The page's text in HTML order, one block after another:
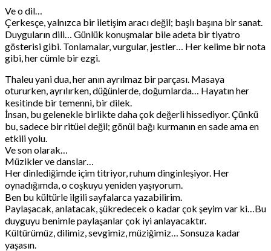
Ve o dil…
Çerkesçe, yalnızca bir iletişim aracı değil; başlı başına bir sanat.
Duyguların dili… Günlük konuşmalar bile adeta bir tiyatro
gösterisi gibi. Tonlamalar, vurgular, jestler… Her kelime bir nota
gibi, her cümle bir ezgi.
Thaleu yani dua, her anın ayrılmaz bir parçası. Masaya
otururken, ayrılırken, düğünlerde, doğumlarda… Hayatın her
kesitinde bir temenni, bir dilek.
İnsan, bu gelenekle birlikte daha çok değerli hissediyor. Çünkü
bu, sadece bir ritüel değil; gönül bağı kurmanın en sade ama en
etkili yolu.
Ve son olarak…
Müzikler ve danslar…
Her dinlediğimde içim titriyor, ruhum dinginleşiyor. Her
oynadığımda, o coşkuyu yeniden yaşıyorum.
Ben bu kültürle ilgili sayfalarca yazabilirim.
Paylaşacak, anlatacak, şükredecek o kadar çok şeyim var ki…Bu
duyguyu benimle paylaşanlar çok iyi anlayacaktır.
Kültürümüz, dilimiz, sevgimiz, müziğimiz… Sonsuza kadar
yaşasın.